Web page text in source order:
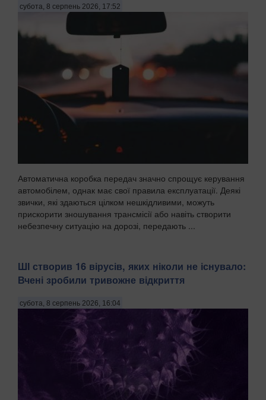
субота, 8 серпень 2026, 17:52
Автоматична коробка передач значно спрощує керування
автомобілем, однак має свої правила експлуатації. Деякі
звички, які здаються цілком нешкідливими, можуть
прискорити зношування трансмісії або навіть створити
небезпечну ситуацію на дорозі, передають ...
ШІ створив 16 вірусів, яких ніколи не існувало:
Вчені зробили тривожне відкриття
субота, 8 серпень 2026, 16:04